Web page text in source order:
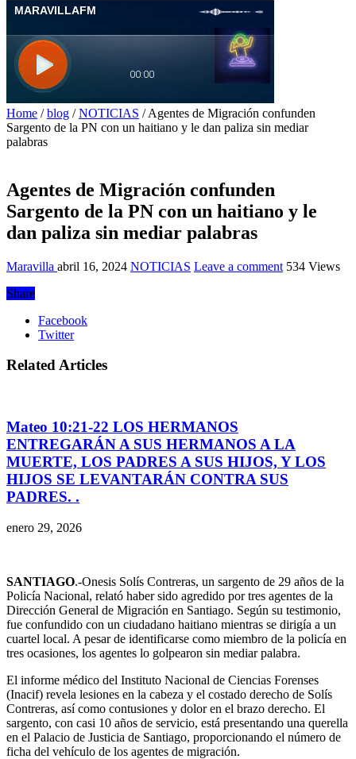
Home / blog / NOTICIAS / Agentes de Migración confunden
Sargento de la PN con un haitiano y le dan paliza sin mediar
palabras
Agentes de Migración confunden
Sargento de la PN con un haitiano y le
dan paliza sin mediar palabras
Maravilla abril 16, 2024 NOTICIAS Leave a comment 534 Views
Share
Facebook
Twitter
Related Articles
Mateo 10:21-22 LOS HERMANOS
ENTREGARÁN A SUS HERMANOS A LA
MUERTE, LOS PADRES A SUS HIJOS, Y LOS
HIJOS SE LEVANTARÁN CONTRA SUS
PADRES. .
enero 29, 2026
SANTIAGO.-Onesis Solís Contreras, un sargento de 29 años de la
Policía Nacional, relató haber sido agredido por tres agentes de la
Dirección General de Migración en Santiago. Según su testimonio,
fue confundido con un ciudadano haitiano mientras se dirigía a un
cuartel local. A pesar de identificarse como miembro de la policía en
tres ocasiones, los agentes lo golpearon sin mediar palabra.
El informe médico del Instituto Nacional de Ciencias Forenses
(Inacif) revela lesiones en la cabeza y el costado derecho de Solís
Contreras, así como contusiones y dolor en el brazo derecho. El
sargento, con casi 10 años de servicio, está presentando una querella
en el Palacio de Justicia de Santiago, proporcionando el número de
ficha del vehículo de los agentes de migración.